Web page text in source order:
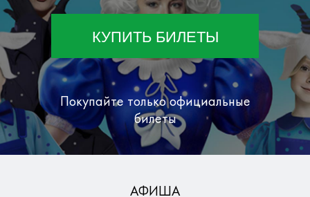
КУПИТЬ БИЛЕТЫ
Покупайте только официальные
билеты
АФИША